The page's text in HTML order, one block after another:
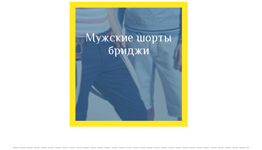
Мужские шорты
бриджи